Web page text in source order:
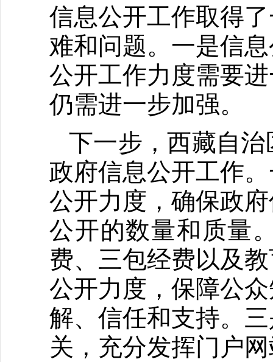
信息公开工作取得
难和问题。一是信
公开工作力度需要
仍需进一步加强。
下一步，西藏自
政府信息公开工作
公开力度，确保政
公开的数量和质量
费、三包经费以及
公开力度，保障公
解、信任和支持。
关，充分发挥门户